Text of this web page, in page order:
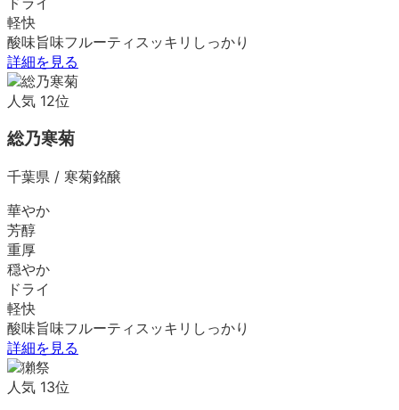
軽快
酸味旨味フルーティ スッキリ しっかり
詳細を見る
人気 12位
総乃寒菊
千葉県 / 寒菊銘醸
華やか
芳醇
重厚
穏やか
ドライ
軽快
酸味旨味フルーティ スッキリ しっかり
詳細を見る
人気 13位